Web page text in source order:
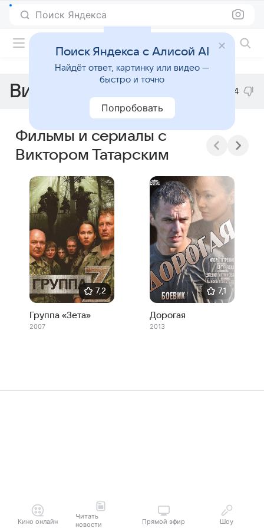
Поиск Яндекса
Виктор Татарский -4
Фильмы и сериалы с
Виктором Татарским
7,2
Группа «Зета»
2007
7,1
Дорогая
2013
Кино онлайн
Читать
новости
Прямой эфир Шоу
Поиск Яндекса с Алисой AI
Найдёт ответ, картинку или видео —
быстро и точно
Попробовать